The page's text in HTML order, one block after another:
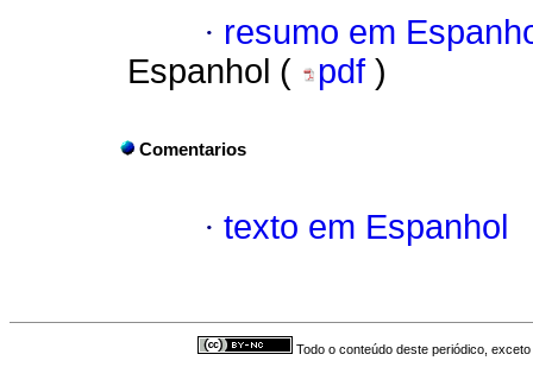
· resumo em
Espanhol (
pdf )
Comentarios
· texto em Espanhol
Todo o conteúdo deste periódico,